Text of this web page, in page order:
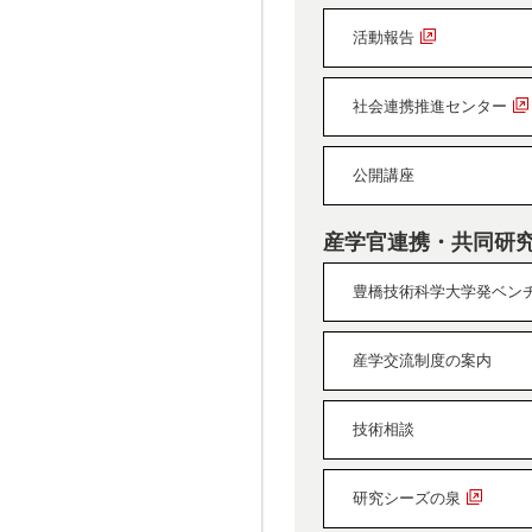
活動報告
社会連携推進センター
公開講座
産学官連携・共同研
豊橋技術科学大学発ベン
産学交流制度の案内
技術相談
研究シーズの泉